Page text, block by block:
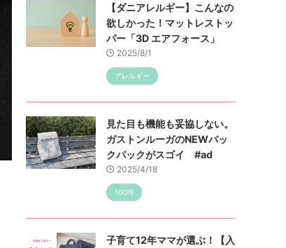
【ダニアレルギー】こんなの
欲しかった！マットレストッ
パー「3D エアフォース」
2025/8/1
アレルギー
見た目も機能も妥協しない。
ガストンルーガのNEWバッ
クパックがスゴイ #ad
2025/4/18
100均
子育て12年ママが選ぶ！【入